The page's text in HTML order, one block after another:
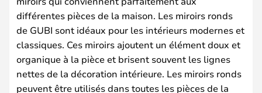
différentes pièces de la maison. Les miroirs ronds
de GUBI sont idéaux pour les intérieurs modernes et
classiques. Ces miroirs ajoutent un élément doux et
organique à la pièce et brisent souvent les lignes
nettes de la décoration intérieure. Les miroirs ronds
peuvent être utilisés dans toutes les pièces de la